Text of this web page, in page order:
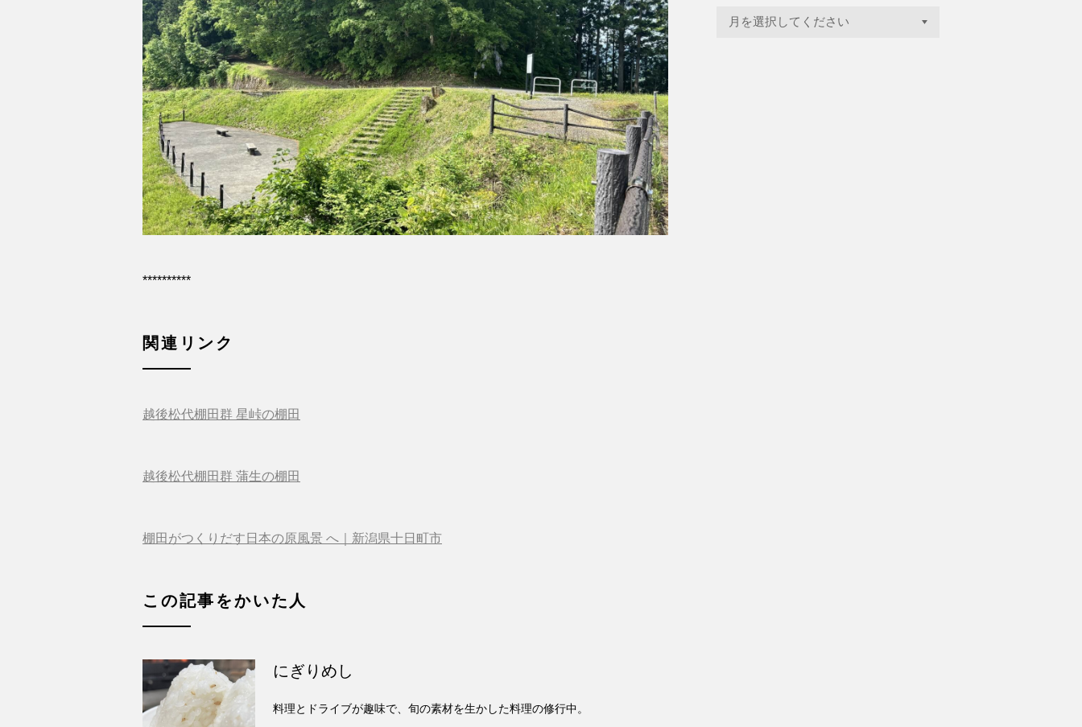
**********
関連リンク
越後松代棚田群 星峠の棚田
越後松代棚田群 蒲生の棚田
棚田がつくりだす日本の原風景 へ｜新潟県十日町市
この記事をかいた人
にぎりめし
料理とドライブが趣味で、旬の素材を生かした料理の修行中。